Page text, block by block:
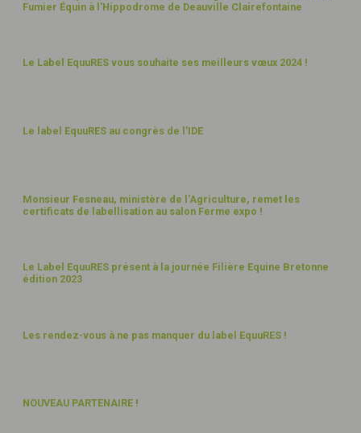
JANV 24
Fumier Équin à l'Hippodrome de Deauville Clairefontaine
22
Le Label EquuRES vous souhaite ses meilleurs vœux 2024 !
30
Le label EquuRES au congrès de l'IDE
29
NOV23
Monsieur Fesneau, ministère de l'Agriculture, remet les
certificats de labellisation au salon Ferme expo !
16
OCT 23
Le Label EquuRES présent à la journée Filière Equine Bretonne
édition 2023
4
Les rendez-vous à ne pas manquer du label EquuRES !
28
NOUVEAU PARTENAIRE !